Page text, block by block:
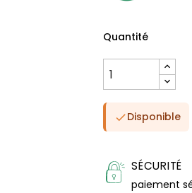
Quantité
Disponible
SÉCURITÉ
paiement